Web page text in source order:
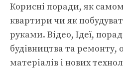
Корисні поради, як
квартири чи як
руками. Відео, Ідеї,
будівництва та ремонту,
матеріалів і нових